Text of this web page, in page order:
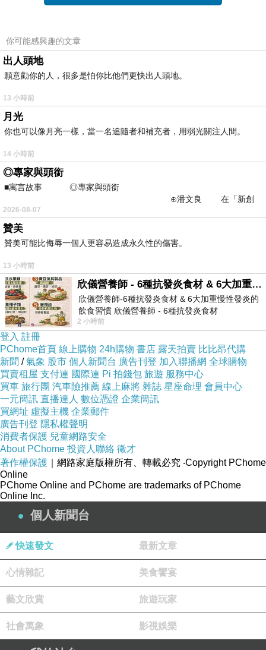
5?
有彈
性
你可能感興趣的文章
出人頭地
願意勸你的人，很多是怕你比他們更快出人頭地。
13 小時前
月光
你也可以像月亮一樣，當一名追隨者和補充者，用弱光關注人間。
14 小時前
◎專家與頭銜
■寓言故事 ◎專家與頭銜
⊕潘文良 在「新創
之谷」裡——
2026-08-07
贊美
贊美可能比侮辱一個人更容易造成永久性的傷害。
13 小時前
欣儀營養師 - 6種抗發炎食材 & 6大加重慢性發炎的飲食習慣
欣儀營養師-6種抗發炎食材 & 6大加重慢性發炎的
飲食習慣 欣儀營養師 - 6種抗發炎食材
https://www.facebook.com/photo/?fbid=147
2 小時前
登入 註冊
PChome首頁 線上購物 24h購物 書店 露天拍賣 比比昂代購
新聞 /氣象 股市 個人新聞台 廣告刊登 加入聯播網 全球購物
買賣租屋 支付連 國際連 Pi 拍錢包 旅遊 服務中心
買車 旅行團 汽車險推薦 線上麻將 雜誌 星座命理 會員中心
一元簡訊 直播達人 數位憑證 企業簡訊
買網址 虛擬主機 企業郵件
廣告刊登 隱私權聲明
消費者保護 兒童網路安全
About PChome 投資人聯絡 徵才
著作權保護 ｜網路家庭版權所有、轉載必究 ‧Copyright PChome
Online
PChome Online and PChome are trademarks of PChome
Online Inc.
個人新聞台
快速發文 最新文章
心情雜記 美食饗宴
藝文欣賞 旅遊玩家
社會萬象 影視娛樂